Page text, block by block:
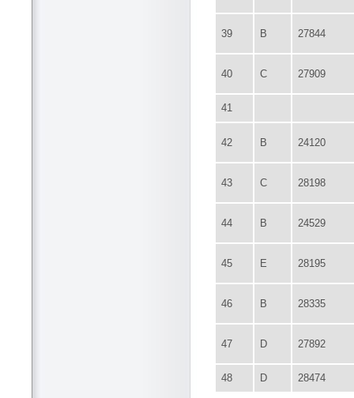
39 B 27844
40 C 27909
41
42 B 24120
43 C 28198
44 B 24529
45 E 28195
46 B 28335
47 D 27892
48 D 28474